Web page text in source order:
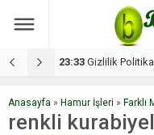
17:08 Dilan,
Anasayfa » Hamur İşleri » Farklı
renkli